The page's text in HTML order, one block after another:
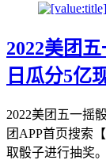
2022美团
日瓜分5亿
2022美团五一摇
团APP首页搜索
取骰子进行抽奖